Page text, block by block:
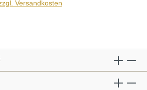
Versandkosten